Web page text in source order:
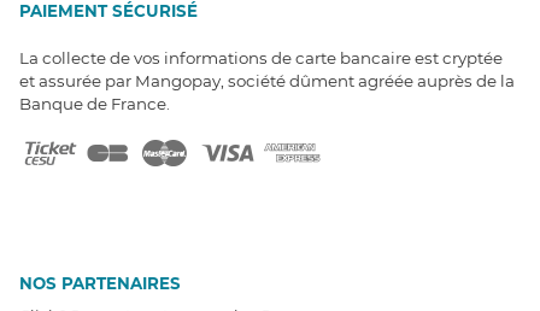
PAIEMENT SÉCURISÉ
La collecte de vos informations de carte bancaire est cryptée
et assurée par Mangopay, société dûment agréée auprès de la
Banque de France.
NOS PARTENAIRES